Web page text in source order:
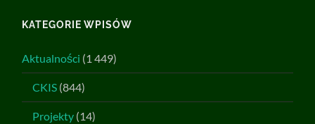
KATEGORIE WPISÓW
Aktualności (1 449)
CKIS (844)
Projekty (14)